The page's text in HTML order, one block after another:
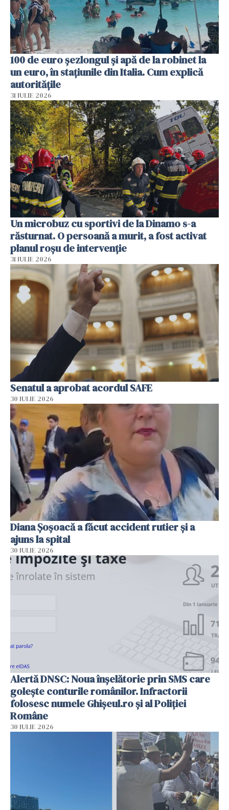
100 de euro șezlongul și apă de la robinet la
un euro, în stațiunile din Italia. Cum explică
autoritățile
31 IULIE 2026
Un microbuz cu sportivi de la Dinamo s-a
răsturnat. O persoană a murit, a fost activat
planul roșu de intervenție
31 IULIE 2026
Senatul a aprobat acordul SAFE
30 IULIE 2026
Diana Șoșoacă a făcut accident rutier și a
ajuns la spital
30 IULIE 2026
Alertă DNSC: Noua înșelătorie prin SMS care
golește conturile românilor. Infractorii
folosesc numele Ghișeul.ro și al Poliției
Române
30 IULIE 2026